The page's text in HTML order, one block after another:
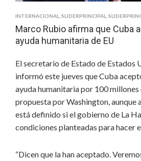
INTERNACIONAL SLIDERPRINCIPAL
Marco Rubio afirma que Cuba
ayuda humanitaria de EU
El secretario de Estado de Estados
informó este jueves que Cuba
ayuda humanitaria por 100 millones
propuesta por Washington, aunque
está definido si el gobierno de La
condiciones planteadas para hacer
“Dicen que la han aceptado.